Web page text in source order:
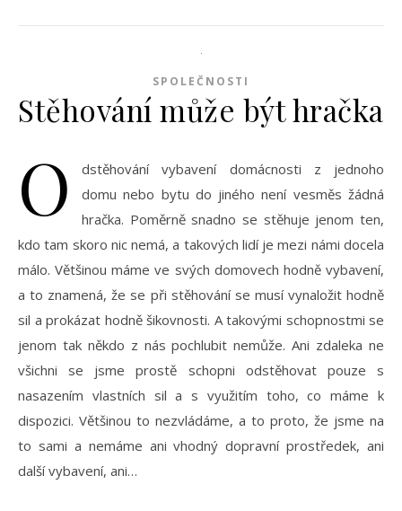
SPOLEČNOSTI
Stěhování může být hračka
O
dstěhování vybavení domácnosti z jednoho
domu nebo bytu do jiného není vesměs žádná
hračka. Poměrně snadno se stěhuje jenom ten,
kdo tam skoro nic nemá, a takových lidí je mezi námi docela
málo. Většinou máme ve svých domovech hodně vybavení,
a to znamená, že se při stěhování se musí vynaložit hodně
sil a prokázat hodně šikovnosti. A takovými schopnostmi se
jenom tak někdo z nás pochlubit nemůže. Ani zdaleka ne
všichni se jsme prostě schopni odstěhovat pouze s
nasazením vlastních sil a s využitím toho, co máme k
dispozici. Většinou to nezvládáme, a to proto, že jsme na
to sami a nemáme ani vhodný dopravní prostředek, ani
další vybavení, ani…